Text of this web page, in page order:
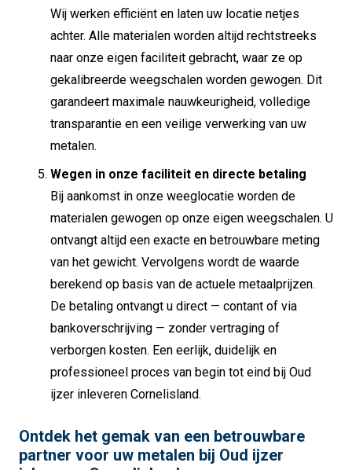
Wij werken efficiënt en laten uw locatie netjes
achter. Alle materialen worden altijd rechtstreeks
naar onze eigen faciliteit gebracht, waar ze op
gekalibreerde weegschalen worden gewogen. Dit
garandeert maximale nauwkeurigheid, volledige
transparantie en een veilige verwerking van uw
metalen.
Wegen in onze faciliteit en directe betaling
Bij aankomst in onze weeglocatie worden de
materialen gewogen op onze eigen weegschalen. U
ontvangt altijd een exacte en betrouwbare meting
van het gewicht. Vervolgens wordt de waarde
berekend op basis van de actuele metaalprijzen.
De betaling ontvangt u direct — contant of via
bankoverschrijving — zonder vertraging of
verborgen kosten. Een eerlijk, duidelijk en
professioneel proces van begin tot eind bij Oud
ijzer inleveren Cornelisland.
Ontdek het gemak van een betrouwbare
partner voor uw metalen bij Oud ijzer